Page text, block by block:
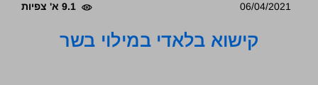
06/04/2021 9.1 א' צפיות
קישוא בלאדי במילוי בשר